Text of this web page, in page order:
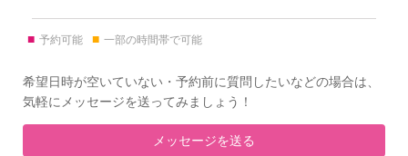
■ 予約可能 ■ 一部の時間帯で可能
希望日時が空いていない・予約前に質問したいなどの場合は、
気軽にメッセージを送ってみましょう！
メッセージを送る